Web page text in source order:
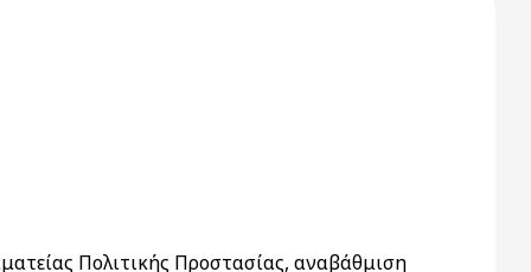
Πολιτικής Προστασίας, αναβάθμιση